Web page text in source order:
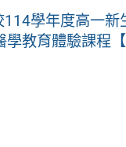
學年度高一
教育體驗課程